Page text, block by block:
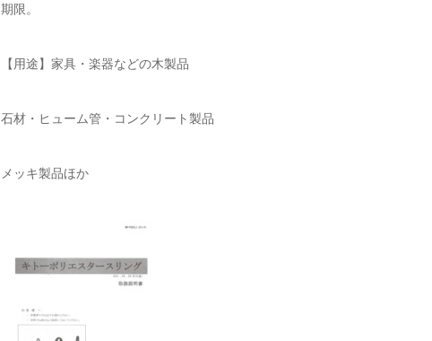
期限。
【用途】家具・楽器などの木製品
石材・ヒューム管・コンクリート製品
メッキ製品ほか